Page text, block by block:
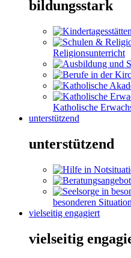
bildungsstark
Religionsunterricht
Katholische
unterstützend
unterstützend
besonderen
vielseitig engagiert
vielseitig